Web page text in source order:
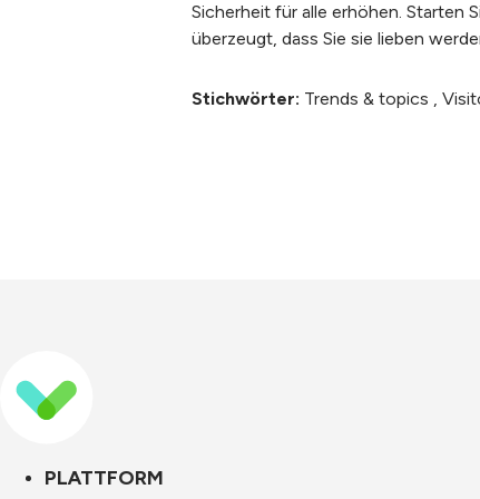
Sicherheit für alle erhöhen. Starten
überzeugt, dass Sie sie lieben
Stichwörter: Trends & topics ,
PLATTFORM